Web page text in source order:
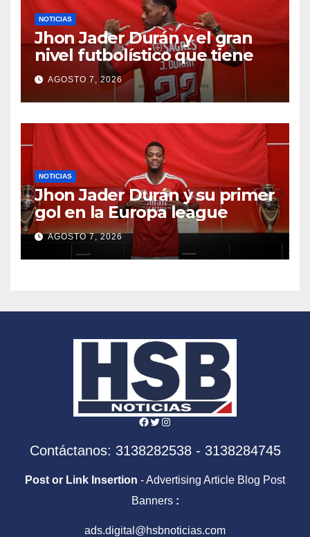
NOTICIAS
Jhon Jader Durán y el gran
nivel futbolístico que tiene
AGOSTO 7, 2026
NOTICIAS
Jhon Jader Durán y su primer
gol en la Europa league
AGOSTO 7, 2026
Facebook
Twitter
Instagram
Contáctanos: 3138282538 - 3138284745
Post or Link Insertion - Advertising Article Blog Post
Banners :
ads.digital@hsbnoticias.com